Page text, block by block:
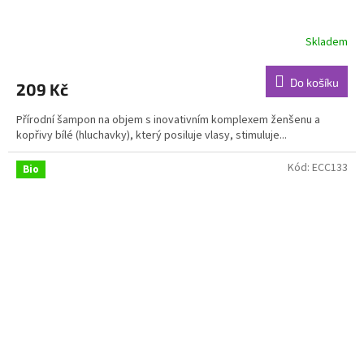
Skladem
209 Kč Do košíku
Přírodní šampon na objem s inovativním komplexem ženšenu a
kopřivy bílé (hluchavky), který posiluje vlasy, stimuluje...
Bio Kód: ECC133